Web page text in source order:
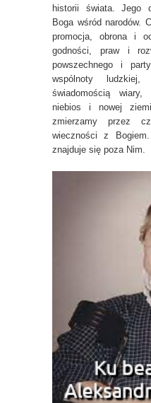
historii świata. Jego
Boga wśród narodów.
promocja, obrona i
godności, praw i
powszechnego i
wspólnoty
świadomością
niebios i nowej
zmierzamy przez
wieczności z
znajduje się poza Nim.